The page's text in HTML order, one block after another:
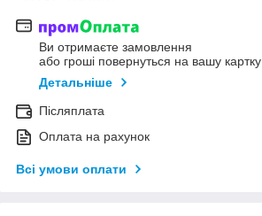
Ви отримаєте замовлення
або гроші повернуться на вашу картку
Детальніше
Післяплата
Оплата на рахунок
Всі умови оплати